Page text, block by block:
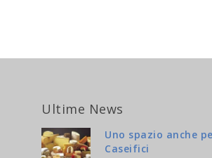
Ultime News
Uno spazio anche
Caseifici